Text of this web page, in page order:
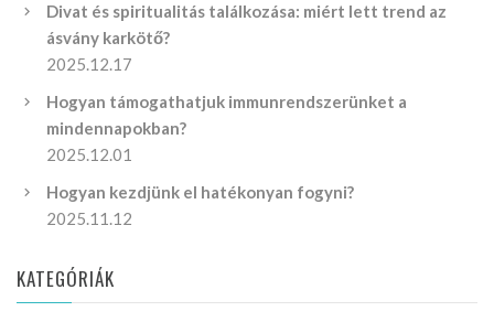
Divat és spiritualitás találkozása: miért lett trend az
ásvány karkötő?
2025.12.17
Hogyan támogathatjuk immunrendszerünket a
mindennapokban?
2025.12.01
Hogyan kezdjünk el hatékonyan fogyni?
2025.11.12
KATEGÓRIÁK